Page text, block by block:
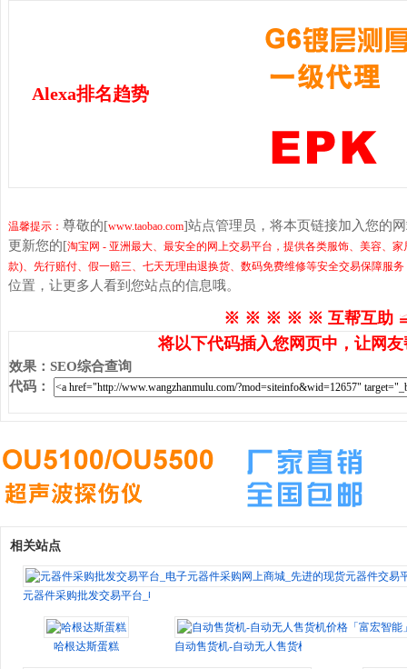
Alexa排名趋势
温馨提示： 尊敬的[www.taobao.com]站点管理员，将本页链接加入您的
更新您的[淘宝网 - 亚洲最大、最安全的网上交易平台，提供各类服饰、美容、
款)、先行赔付、假一赔三、七天无理由退换货、数码免费维修等安全交易保障服
位置，让更多人看到您站点的信息哦。
※ ※ ※ ※ ※ 互帮互助
将以下代码插入您网页中，让网
效果 ： SEO综合查询
代码 ：
相关站点
元器件采购批发交易平台_电子元器件采购网上商城_先进的现货元器件交易平台
哈根达斯蛋糕 自动售货机-自动无人售货机价格「富宏智能」